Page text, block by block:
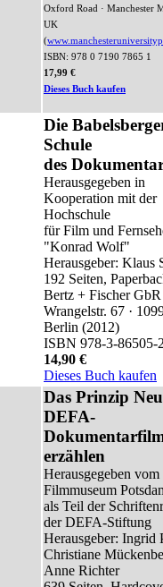
Oxford Road · Manchester
UK
(
ISBN: 978 0 7190 7865 1
17,99 €
Dieses Buch kaufen
Die
Schule
des
Herausgegeben in
Kooperation mit der
Hochschule
für Film und
"Konrad Wolf"
Herausgeber: Klaus
192 Seiten,
Bertz + Fischer GbR
Wrangelstr. 67 ·
Berlin (2012)
ISBN 978-3-86505-
14,90 €
Dieses Buch kaufen
Das Prinzip
DEFA-
erzählen
Herausgegeben vom
Filmmuseum
als Teil der
der DEFA-Stiftung
Herausgeber: Ingrid
Christiane
Anne Richter